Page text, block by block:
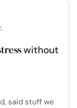
without
said stuff we